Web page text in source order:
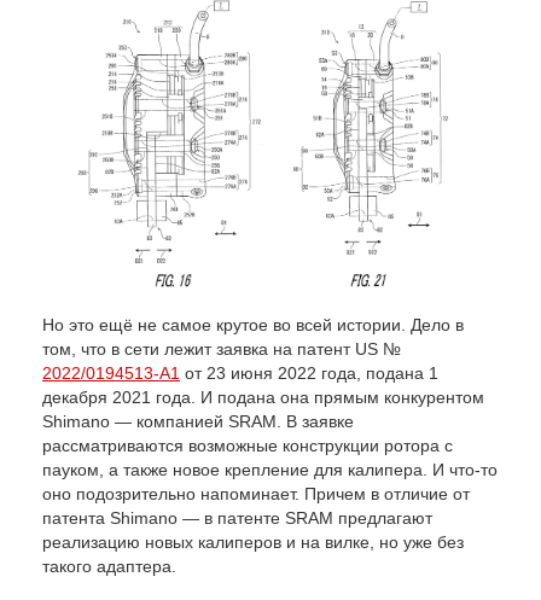
Но это ещё не самое крутое во всей истории. Дело в
том, что в сети лежит заявка на патент US №
2022/0194513-A1 от 23 июня 2022 года, подана 1
декабря 2021 года. И подана она прямым конкурентом
Shimano — компанией SRAM. В заявке
рассматриваются возможные конструкции ротора с
пауком, а также новое крепление для калипера. И что-то
оно подозрительно напоминает. Причем в отличие от
патента Shimano — в патенте SRAM предлагают
реализацию новых калиперов и на вилке, но уже без
такого адаптера.